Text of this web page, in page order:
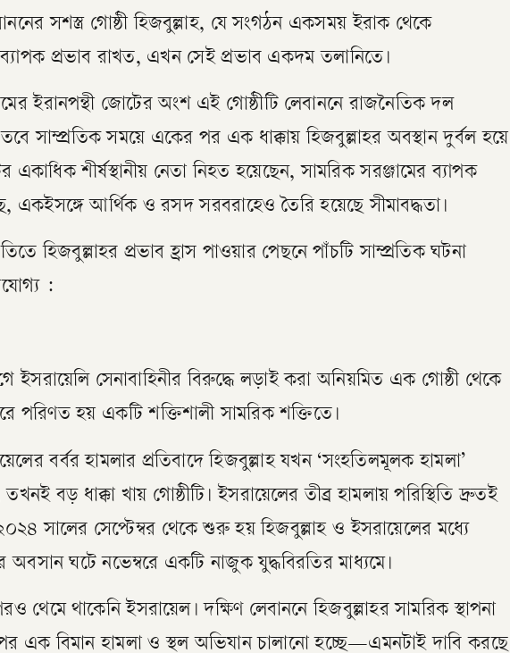
সশস্ত্র গোষ্ঠী হিজবুল্লাহ, যে সংগঠন একসময় ইরাক থেকে
ব্যাপক প্রভাব রাখত, এখন সেই প্রভাব একদম তলানিতে।
ইরানপন্থী জোটের অংশ এই গোষ্ঠীটি লেবাননে রাজনৈতিক দল
সাম্প্রতিক সময়ে একের পর এক ধাক্কায় হিজবুল্লাহর অবস্থান দুর্বল হয়ে
একাধিক শীর্ষস্থানীয় নেতা নিহত হয়েছেন, সামরিক সরঞ্জামের ব্যাপক
একইসঙ্গে আর্থিক ও রসদ সরবরাহেও তৈরি হয়েছে সীমাবদ্ধতা।
হিজবুল্লাহর প্রভাব হ্রাস পাওয়ার পেছনে পাঁচটি সাম্প্রতিক ঘটনা
:
সেনাবাহিনীর বিরুদ্ধে লড়াই করা অনিয়মিত এক গোষ্ঠী থেকে
পরিণত হয় একটি শক্তিশালী সামরিক শক্তিতে।
বর্বর হামলার প্রতিবাদে হিজবুল্লাহ যখন ‘সংহতিলমূলক হামলা’
বড় ধাক্কা খায় গোষ্ঠীটি। ইসরায়েলের তীব্র হামলায় পরিস্থিতি দ্রুতই
সালের সেপ্টেম্বর থেকে শুরু হয় হিজবুল্লাহ ও ইসরায়েলের মধ্যে
অবসান ঘটে নভেম্বরে একটি নাজুক যুদ্ধবিরতির মাধ্যমে।
থেমে থাকেনি ইসরায়েল। দক্ষিণ লেবাননে হিজবুল্লাহর সামরিক স্থাপনা
এক বিমান হামলা ও স্থল অভিযান চালানো হচ্ছে—এমনটাই দাবি করছে